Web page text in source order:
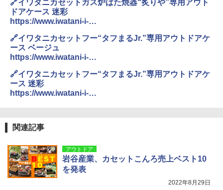
🔗イワタニカセットガス炉ばた焼器“炙りや”専用アウト
ドアケース 迷彩
https://www.iwatani-i-
🔗イワタニカセットフー“タフまるJr.”専用アウトドアケ
ース ベージュ
https://www.iwatani-i-
🔗イワタニカセットフー“タフまるJr.”専用アウトドアケ
ース 迷彩
https://www.iwatani-i-
関連記事
アウトドア
岩谷産業、カセットこんろ売上ベスト10
を発表
2022年8月29日